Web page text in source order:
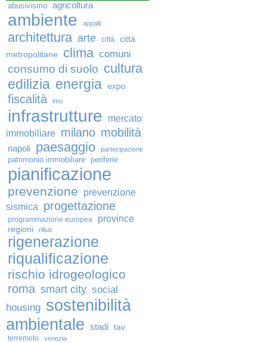
abusivismo agricoltura
ambiente appalti
architettura arte città
città
metropolitane
clima comuni
consumo di suolo cultura
edilizia energia expo
fiscalità imu
infrastrutture
mercato
immobiliare milano mobilità
napoli paesaggio partecipazione
patrimonio immobiliare periferie
pianificazione
prevenzione
prevenzione
sismica
progettazione
programmazione europea province
regioni rifiuti
rigenerazione
riqualificazione
rischio idrogeologico
roma smart city social
housing sostenibilità
ambientale stadi tav
terremoto venezia